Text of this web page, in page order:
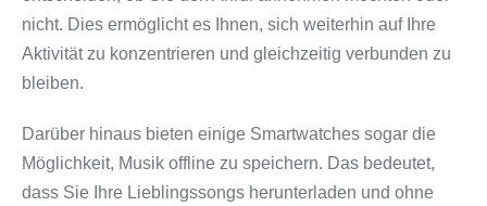
nicht. Dies ermöglicht es Ihnen, sich weiterhin auf Ihre
Aktivität zu konzentrieren und gleichzeitig verbunden zu
bleiben.
Darüber hinaus bieten einige Smartwatches sogar die
Möglichkeit, Musik offline zu speichern. Das bedeutet,
dass Sie Ihre Lieblingssongs herunterladen und ohne